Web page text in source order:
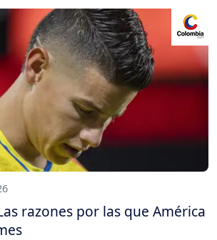
razones por las que América